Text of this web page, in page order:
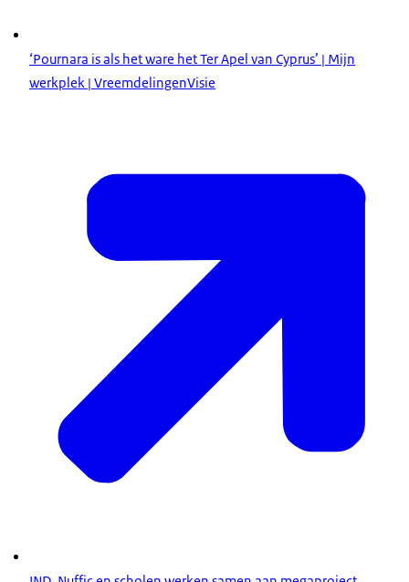
‘Pournara is als het ware het Ter Apel van Cyprus’ | Mijn
werkplek | VreemdelingenVisie